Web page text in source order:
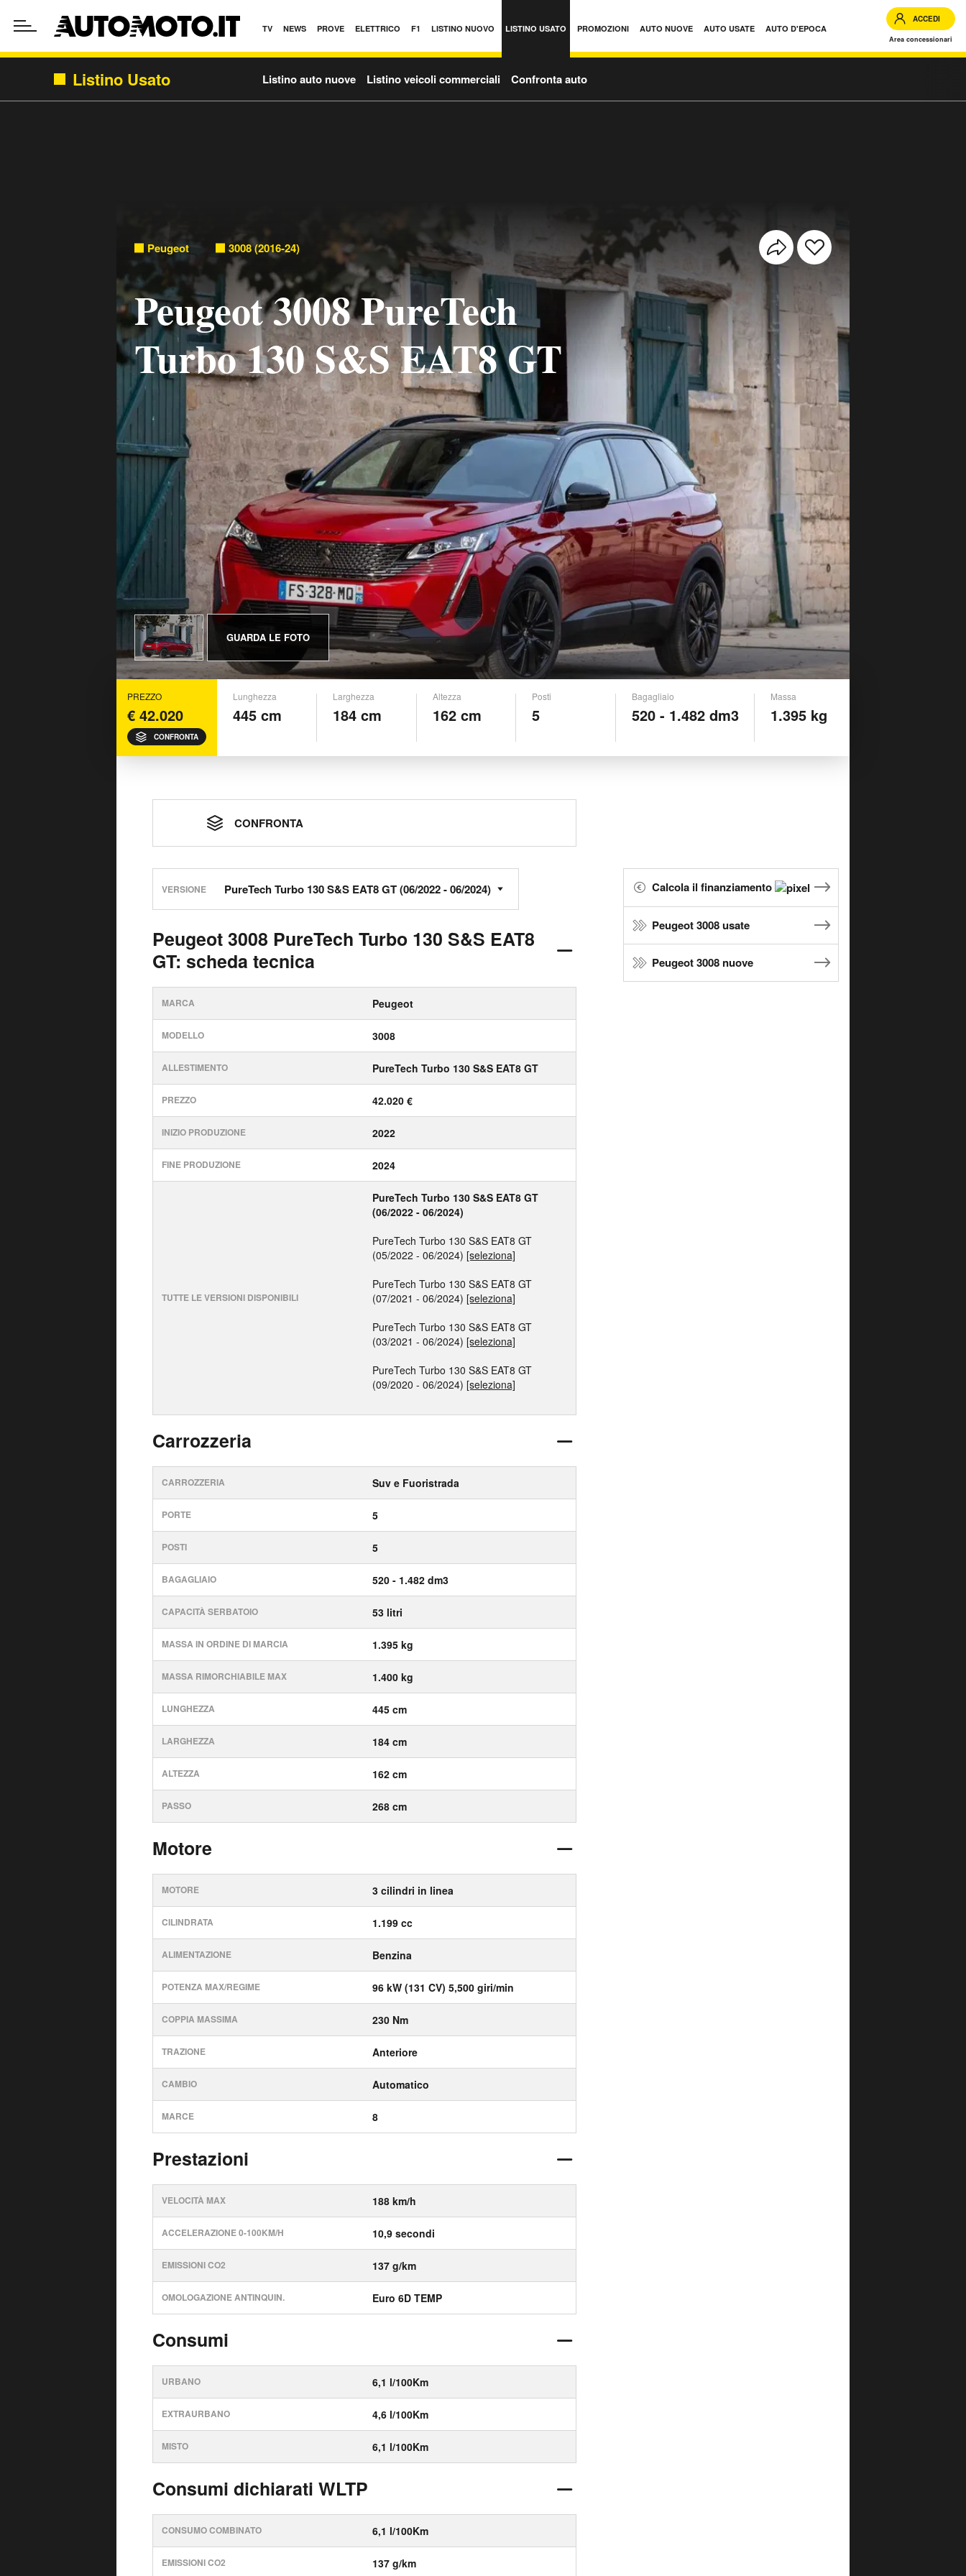
TV NEWS PROVE ELETTRICO F1 LISTINO NUOVO LISTINO USATO PROMOZIONI AUTO NUOVE AUTO USATE AUTO D'EPOCA
ACCEDI
Area concessionari
Listino Usato Listino auto nuove Listino veicoli commerciali Confronta auto
Peugeot 3008 (2016-24)
Peugeot 3008 PureTech
Turbo 130 S&S EAT8 GT
GUARDA LE FOTO
PREZZO
€ 42.020
CONFRONTA
Lunghezza
445 cm
Larghezza
184 cm
Altezza
162 cm
Posti
5
Bagagliaio
520 - 1.482 dm3
Massa
1.395 kg
CONFRONTA
VERSIONE
Peugeot 3008 PureTech Turbo 130 S&S EAT8
GT: scheda tecnica
MARCA Peugeot
MODELLO 3008
ALLESTIMENTO PureTech Turbo 130 S&S EAT8 GT
PREZZO 42.020 €
INIZIO PRODUZIONE 2022
FINE PRODUZIONE 2024
TUTTE LE VERSIONI DISPONIBILI
PureTech Turbo 130 S&S EAT8 GT
(06/2022 - 06/2024)
PureTech Turbo 130 S&S EAT8 GT
(05/2022 - 06/2024) [seleziona]
PureTech Turbo 130 S&S EAT8 GT
(07/2021 - 06/2024) [seleziona]
PureTech Turbo 130 S&S EAT8 GT
(03/2021 - 06/2024) [seleziona]
PureTech Turbo 130 S&S EAT8 GT
(09/2020 - 06/2024) [seleziona]
Carrozzeria
CARROZZERIA Suv e Fuoristrada
PORTE 5
POSTI 5
BAGAGLIAIO 520 - 1.482 dm3
CAPACITÀ SERBATOIO 53 litri
MASSA IN ORDINE DI MARCIA 1.395 kg
MASSA RIMORCHIABILE MAX 1.400 kg
LUNGHEZZA 445 cm
LARGHEZZA 184 cm
ALTEZZA 162 cm
PASSO 268 cm
Motore
MOTORE 3 cilindri in linea
CILINDRATA 1.199 cc
ALIMENTAZIONE Benzina
POTENZA MAX/REGIME 96 kW (131 CV) 5,500 giri/min
COPPIA MASSIMA 230 Nm
TRAZIONE Anteriore
CAMBIO Automatico
MARCE 8
Prestazioni
VELOCITÀ MAX 188 km/h
ACCELERAZIONE 0-100KM/H 10,9 secondi
EMISSIONI CO2 137 g/km
OMOLOGAZIONE ANTINQUIN. Euro 6D TEMP
Consumi
URBANO 6,1 l/100Km
EXTRAURBANO 4,6 l/100Km
MISTO 6,1 l/100Km
Consumi dichiarati WLTP
CONSUMO COMBINATO 6,1 l/100Km
EMISSIONI CO2 137 g/km
Calcola il finanziamento
Peugeot 3008 usate
Peugeot 3008 nuove